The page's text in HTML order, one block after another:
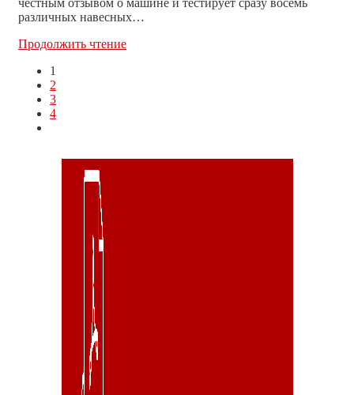
честным отзывом о машине и тестирует сразу восемь
различных навесных…
Продолжить чтениеМы
1
2
3
4